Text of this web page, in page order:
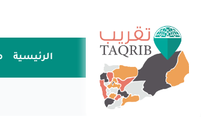
المحتوى
الرئيسية